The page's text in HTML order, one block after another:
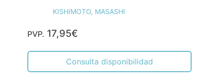
KISHIMOTO, MASASHI
PVP. 17,95€
Consulta disponibilidad